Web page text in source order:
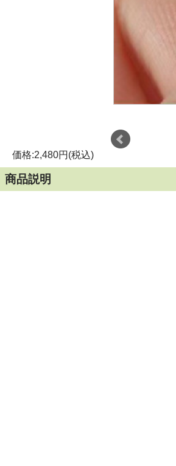
価格:2,480円(税込)
商品説明